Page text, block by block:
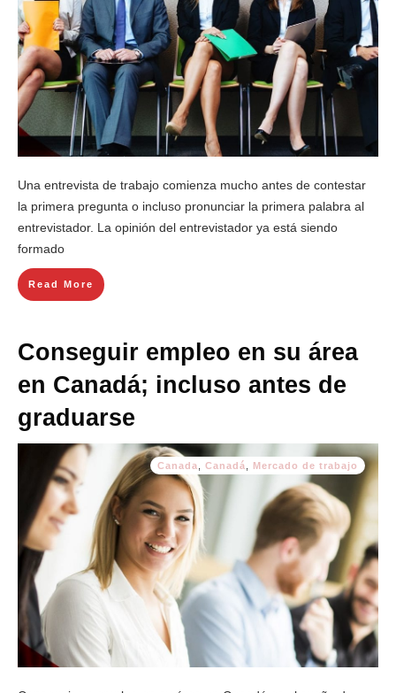
Una entrevista de trabajo comienza mucho antes de contestar
la primera pregunta o incluso pronunciar la primera palabra al
entrevistador. La opinión del entrevistador ya está siendo
formado
Read More
Conseguir empleo en su área
en Canadá; incluso antes de
graduarse
Canada Canadá Mercado de trabajo